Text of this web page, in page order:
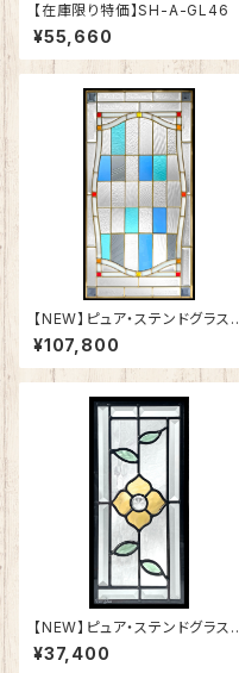
【在庫限り特価】SH-A-GL46
¥55,660
【NEW】ピュア・ステンドグラスS
H-A51
¥107,800
【NEW】ピュア・ステンドグラスS
H-K19
¥37,400